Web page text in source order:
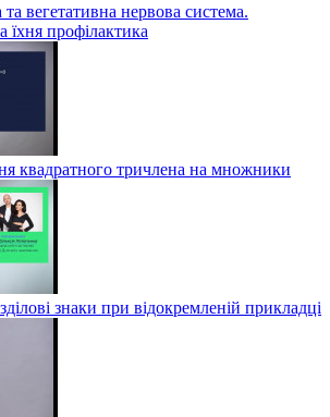
вегетативна нервова система.
профілактика
квадратного тричлена на множники
знаки при відокремленій прикладці